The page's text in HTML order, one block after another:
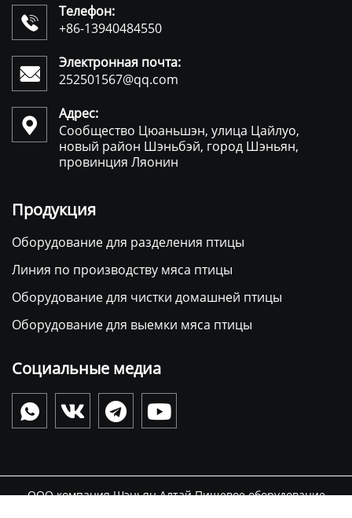

Телефон:
+86-13940484550

Электронная почта:
252501567@qq.com

Адрес:
Сообщество Цюаньшэн, улица Цайлуо,
новый район Шэньбэй, город Шэньян,
провинция Ляонин
Продукция
Оборудование для разделения птицы
Линия по производству мяса птицы
Оборудование для чистки домашней птицы
Оборудование для выемки мяса птицы
Социальные медиа
   
ООО компания Шэньян Алтай Пищевое оборудование